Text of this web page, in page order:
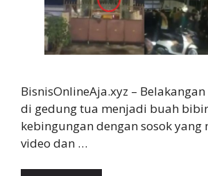
BisnisOnlineAja.xyz –
di gedung tua menjadi buah
kebingungan dengan sosok
video dan …